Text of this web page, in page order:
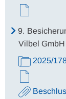
9.
Vilbel
2025/